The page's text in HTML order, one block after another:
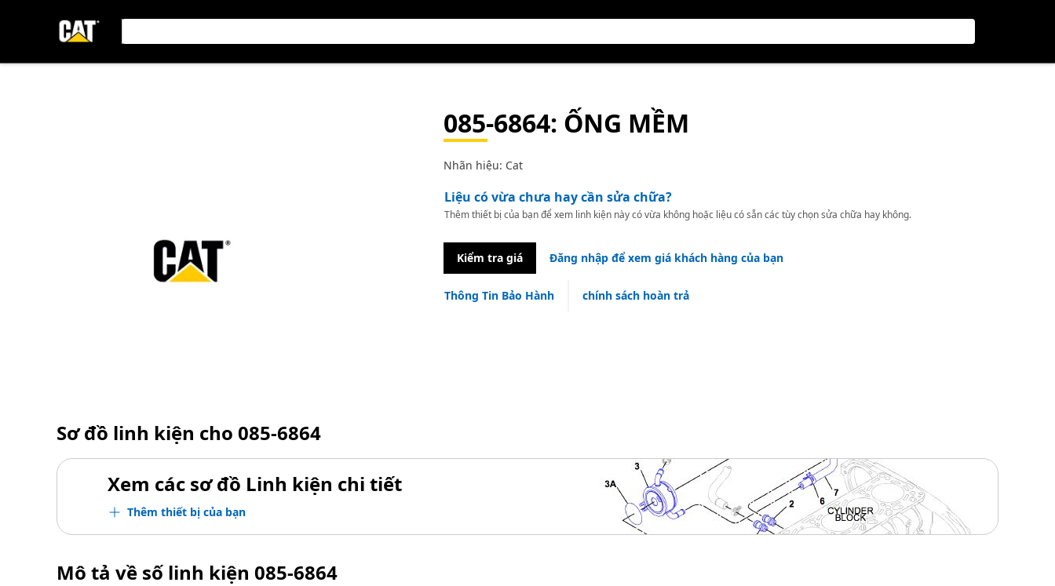
085-6864: ỐNG MỀM
Nhãn hiệu: Cat
Liệu có vừa chưa hay cần sửa chữa?
Thêm thiết bị của bạn để xem linh kiện này có vừa không hoặc liệu có sẵn các tùy chọn sửa chữa hay không.
Kiểm tra giá Đăng nhập để xem giá khách hàng của bạn
Thông Tin Bảo Hành chính sách hoàn trả
Sơ đồ linh kiện cho 085-6864
Xem các sơ đồ Linh kiện chi tiết
Thêm thiết bị của bạn
Mô tả về số linh kiện 085-6864